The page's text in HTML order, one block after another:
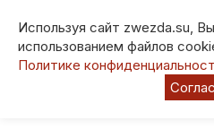
Используя сайт zwezda.su,
использованием файлов
Политике